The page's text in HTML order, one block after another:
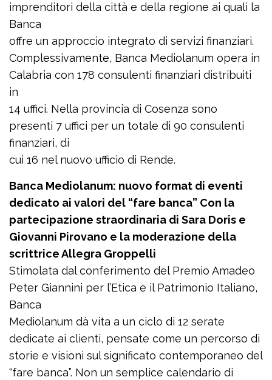
imprenditori della città e della regione ai quali la
Banca
offre un approccio integrato di servizi finanziari.
Complessivamente, Banca Mediolanum opera in
Calabria con 178 consulenti finanziari distribuiti
in
14 uffici. Nella provincia di Cosenza sono
presenti 7 uffici per un totale di 90 consulenti
finanziari, di
cui 16 nel nuovo ufficio di Rende.
Banca Mediolanum: nuovo format di eventi
dedicato ai valori del “fare banca” Con la
partecipazione straordinaria di Sara Doris e
Giovanni Pirovano e la moderazione della
scrittrice Allegra Groppelli
Stimolata dal conferimento del Premio Amadeo
Peter Giannini per l’Etica e il Patrimonio Italiano,
Banca
Mediolanum dà vita a un ciclo di 12 serate
dedicate ai clienti, pensate come un percorso di
storie e visioni sul significato contemporaneo del
“fare banca”. Non un semplice calendario di